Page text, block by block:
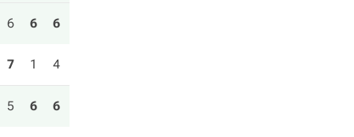
6 6 6
7 1 4
5 6 6